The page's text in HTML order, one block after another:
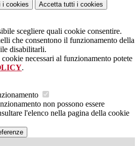
i cookies Accetta tutti i cookies
scegliere quali cookie consentire.
che consentono il funzionamento della
disabilitarli.
necessari al funzionamento potete
.
non possono essere
l'elenco nella pagina della cookie